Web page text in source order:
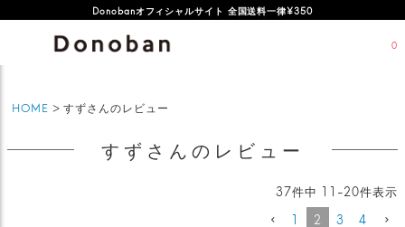
Donobanオフィシャルサイト 全国送料一律¥350
オフィシャルサイト新規会員登録特典 500ポイントプレゼント
0
HOME すずさんのレビュー
すずさんのレビュー
37件中 11 -20件表示
1
2 3 4